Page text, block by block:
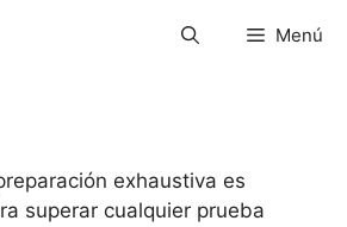
Menú
exhaustiva es
superar cualquier prueba